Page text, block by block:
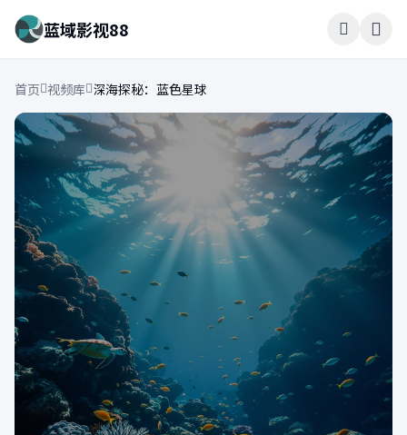
蓝域影视88
首页 视频库 深海探秘：蓝色星球